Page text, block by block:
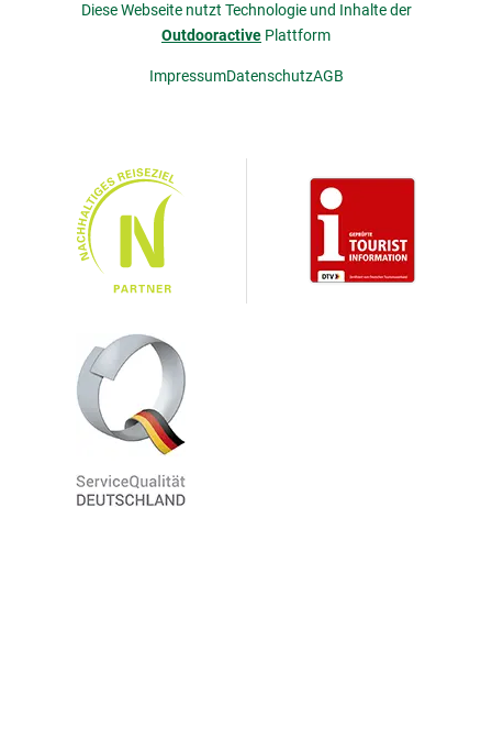
Diese Webseite nutzt Technologie und Inhalte der
Outdooractive Plattform
ImpressumDatenschutzAGB